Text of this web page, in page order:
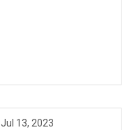
Jul 13, 2023